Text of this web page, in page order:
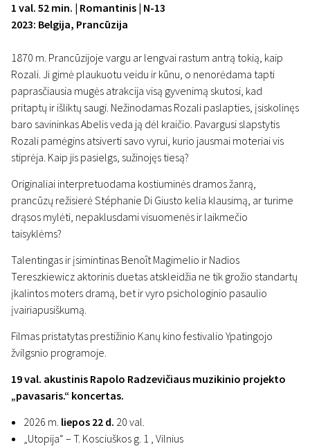
1 val. 52 min. | Romantinis | N-13
2023: Belgija, Prancūzija
1870 m. Prancūzijoje vargu ar lengvai rastum antrą tokią, kaip
Rozali. Ji gimė plaukuotu veidu ir kūnu, o nenorėdama tapti
paprasčiausia mugės atrakcija visą gyvenimą skutosi, kad
pritaptų ir išliktų saugi. Nežinodamas Rozali paslapties, įsiskolinęs
baro savininkas Abelis veda ją dėl kraičio. Pavargusi slapstytis
Rozali pamėgins atsiverti savo vyrui, kurio jausmai moteriai vis
stiprėja. Kaip jis pasielgs, sužinojęs tiesą?
Originaliai interpretuodama kostiuminės dramos žanrą,
prancūzų režisierė Stéphanie Di Giusto kelia klausimą, ar turime
drąsos mylėti, nepaklusdami visuomenės ir laikmečio
taisyklėms?
Talentingas ir įsimintinas Benoît Magimelio ir Nadios
Tereszkiewicz aktorinis duetas atskleidžia ne tik grožio standartų
įkalintos moters dramą, bet ir vyro psichologinio pasaulio
įvairiapusiškumą.
Filmas pristatytas prestižinio Kanų kino festivalio Ypatingojo
žvilgsnio programoje.
19 val. akustinis Rapolo Radzevičiaus muzikinio projekto
„pavasaris.“ koncertas.
2026 m. liepos 22 d. 20 val.
„Utopija“ – T. Kosciuškos g. 1 , Vilnius